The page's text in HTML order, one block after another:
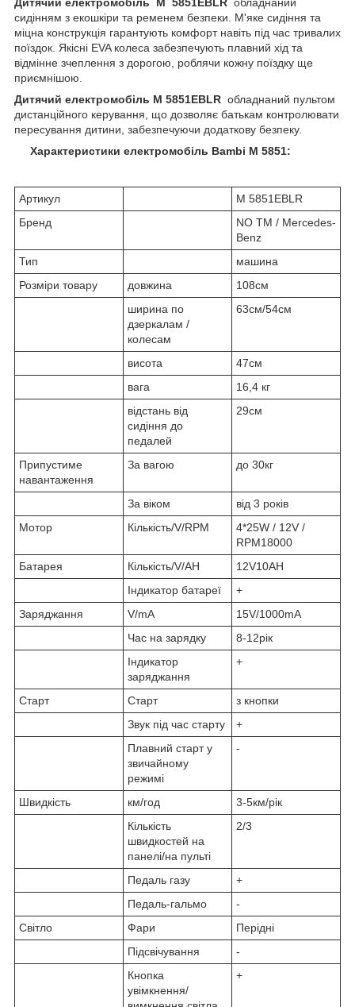
сидінням з екошкіри та ременем безпеки. М'яке сидіння та
міцна конструкція гарантують комфорт навіть під час тривалих
поїздок. Якісні EVA колеса забезпечують плавний хід та
відмінне зчеплення з дорогою, роблячи кожну поїздку ще
приємнішою.
Дитячий електромобіль M 5851EBLR обладнаний пультом
дистанційного керування, що дозволяє батькам контролювати
пересування дитини, забезпечуючи додаткову безпеку.
Характеристики електромобіль Bambi M 5851:
Артикул
M 5851EBLR
Бренд
NO TM / Mercedes-
Benz
Тип
машина
Розміри товару
довжина
108см
ширина по
дзеркалам /
колесам
63см/54см
висота
47см
вага
16,4 кг
відстань від
сидіння до
педалей
29см
Припустиме
навантаження
За вагою до 30кг
За віком
від 3 років
Мотор
Кількість/V/RPM
4*25W / 12V /
RPM18000
Батарея
Кількість/V/AH
12V10AH
Індикатор батареї
+
Заряджання
V/mA
15V/1000mA
Час на зарядку
8-12рік
Індикатор
заряджання
+
Старт Старт
з кнопки
Звук під час старту
+
Плавний старт у
звичайному
режимі
-
Швидкість км/год
3-5км/рік
Кількість
швидкостей на
панелі/на пульті
2/3
Педаль газу
+
Педаль-гальмо
-
Світло
Фари
Перідні
Підсвічування
-
Кнопка
увімкнення/
+